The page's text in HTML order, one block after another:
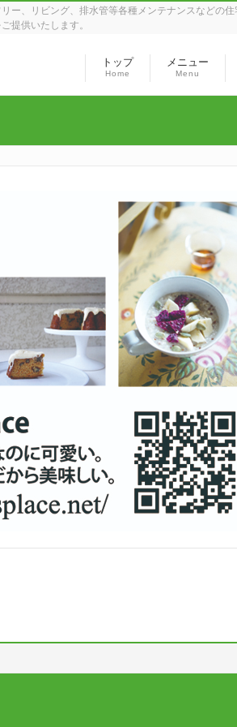
ー、リビング、排水管等各種メンテナンスなどの
提供いたします。
トップ
Home
メニュー
Menu